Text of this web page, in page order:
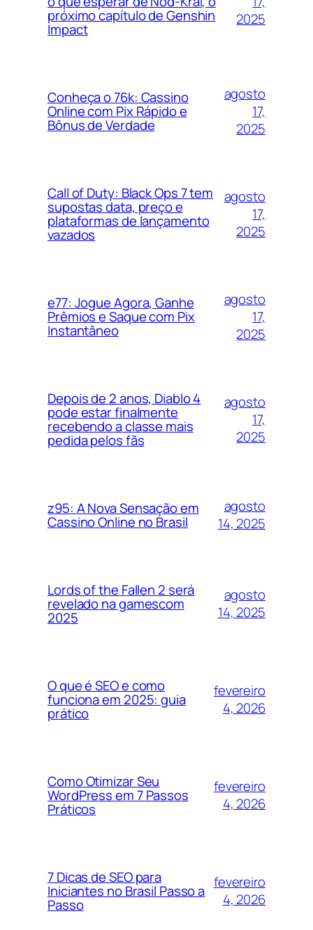
próximo capítulo de Genshin
Impact
2025
Conheça o 76k: Cassino
Online com Pix Rápido e
Bônus de Verdade
agosto
17,
2025
Call of Duty: Black Ops 7 tem
supostas data, preço e
plataformas de lançamento
vazados
agosto
17,
2025
e77: Jogue Agora, Ganhe
Prêmios e Saque com Pix
Instantâneo
agosto
17,
2025
Depois de 2 anos, Diablo 4
pode estar finalmente
recebendo a classe mais
pedida pelos fãs
agosto
17,
2025
z95: A Nova Sensação em
Cassino Online no Brasil
agosto
14, 2025
Lords of the Fallen 2 será
revelado na gamescom
2025
agosto
14, 2025
O que é SEO e como
funciona em 2025: guia
prático
fevereiro
4, 2026
Como Otimizar Seu
WordPress em 7 Passos
Práticos
fevereiro
4, 2026
7 Dicas de SEO para
Iniciantes no Brasil Passo a
Passo
fevereiro
4, 2026